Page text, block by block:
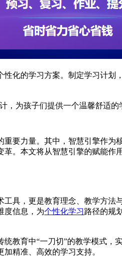
化的学习方案。制定学习计
为孩子们提供一个温馨舒适的
重要力量。其中，智慧引擎作为
。本文将从智慧引擎的赋能
具，更是教育理念、教学方
度信息，为个性化学习路径的规
教育中“一刀切”的教学模式
加精准、高效的学习支持。